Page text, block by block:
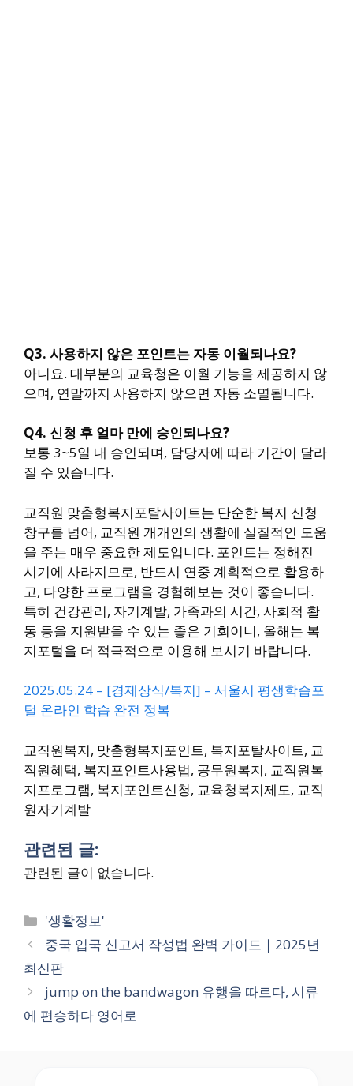
Q3. 사용하지 않은 포인트는 자동 이월되나요?
아니요. 대부분의 교육청은 이월 기능을 제공하지 않
으며, 연말까지 사용하지 않으면 자동 소멸됩니다.
Q4. 신청 후 얼마 만에 승인되나요?
보통 3~5일 내 승인되며, 담당자에 따라 기간이 달라
질 수 있습니다.
교직원 맞춤형복지포탈사이트는 단순한 복지 신청
창구를 넘어, 교직원 개개인의 생활에 실질적인 도움
을 주는 매우 중요한 제도입니다. 포인트는 정해진
시기에 사라지므로, 반드시 연중 계획적으로 활용하
고, 다양한 프로그램을 경험해보는 것이 좋습니다.
특히 건강관리, 자기계발, 가족과의 시간, 사회적 활
동 등을 지원받을 수 있는 좋은 기회이니, 올해는 복
지포털을 더 적극적으로 이용해 보시기 바랍니다.
2025.05.24 – [경제상식/복지] – 서울시 평생학습포
털 온라인 학습 완전 정복
교직원복지, 맞춤형복지포인트, 복지포탈사이트, 교
직원혜택, 복지포인트사용법, 공무원복지, 교직원복
지프로그램, 복지포인트신청, 교육청복지제도, 교직
원자기계발
관련된 글:
관련된 글이 없습니다.
Categories
'생활정보'
중국 입국 신고서 작성법 완벽 가이드｜2025년
최신판
jump on the bandwagon 유행을 따르다, 시류
에 편승하다 영어로